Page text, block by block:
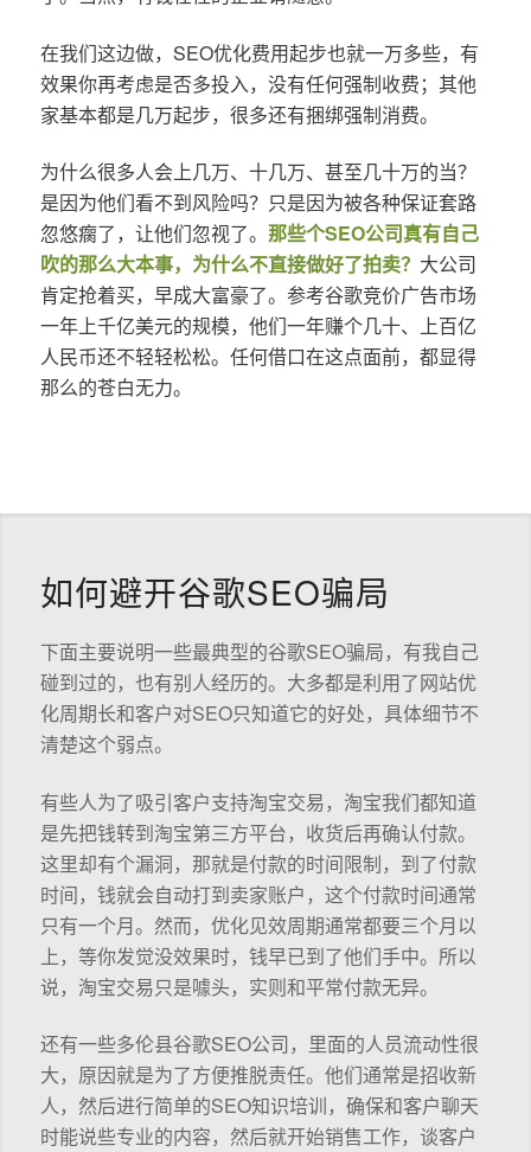
在我们这边做，SEO优化费用起步也就一万多些，有
效果你再考虑是否多投入，没有任何强制收费；其他
家基本都是几万起步，很多还有捆绑强制消费。
为什么很多人会上几万、十几万、甚至几十万的当？
是因为他们看不到风险吗？只是因为被各种保证套路
忽悠瘸了，让他们忽视了。 那些个SEO公司真有自己
吹的那么大本事，为什么不直接做好了拍卖？ 大公司
肯定抢着买，早成大富豪了。参考谷歌竞价广告市场
一年上千亿美元的规模，他们一年赚个几十、上百亿
人民币还不轻轻松松。任何借口在这点面前，都显得
那么的苍白无力。
如何避开谷歌SEO骗局
下面主要说明一些最典型的谷歌SEO骗局，有我自己
碰到过的，也有别人经历的。大多都是利用了网站优
化周期长和客户对SEO只知道它的好处，具体细节不
清楚这个弱点。
有些人为了吸引客户支持淘宝交易，淘宝我们都知道
是先把钱转到淘宝第三方平台，收货后再确认付款。
这里却有个漏洞，那就是付款的时间限制，到了付款
时间，钱就会自动打到卖家账户，这个付款时间通常
只有一个月。然而，优化见效周期通常都要三个月以
上，等你发觉没效果时，钱早已到了他们手中。所以
说，淘宝交易只是噱头，实则和平常付款无异。
还有一些多伦县谷歌SEO公司，里面的人员流动性很
大，原因就是为了方便推脱责任。他们通常是招收新
人，然后进行简单的SEO知识培训，确保和客户聊天
时能说些专业的内容，然后就开始销售工作，谈客户